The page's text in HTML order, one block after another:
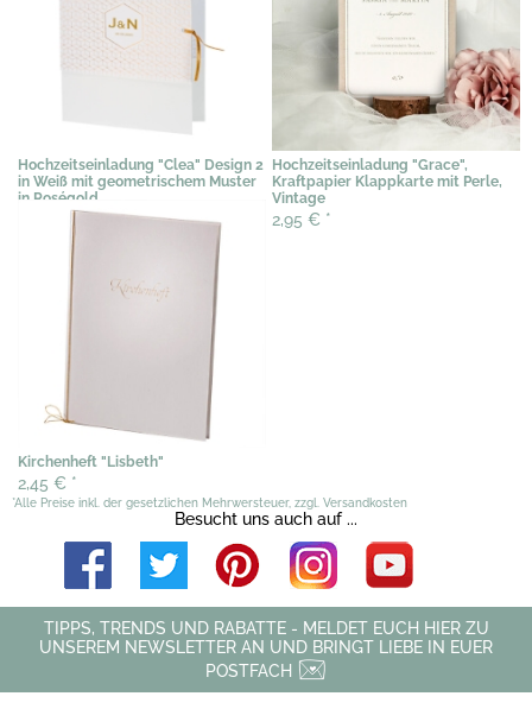
Hochzeitseinladung "Clea" Design 2
in Weiß mit geometrischem Muster
in Roségold
*
Hochzeitseinladung "Grace",
Kraftpapier Klappkarte mit Perle,
Vintage
2,95 € *
Kirchenheft "Lisbeth"
2,45 € *
*Alle Preise inkl. der gesetzlichen Mehrwersteuer, zzgl. Versandkosten
Besucht uns auch auf ...
TIPPS, TRENDS UND RABATTE - MELDET EUCH HIER ZU
UNSEREM NEWSLETTER AN UND BRINGT LIEBE IN EUER
POSTFACH